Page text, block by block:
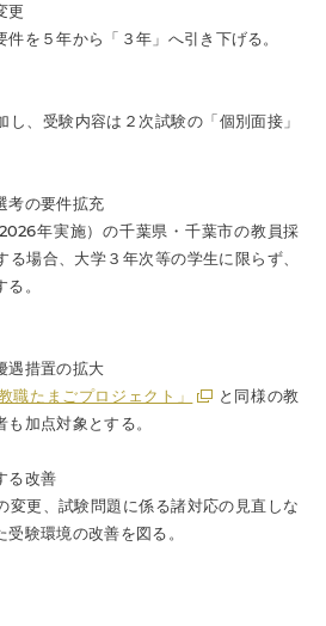
更
を５年から「３年」へ引き下げる。
、受験内容は２次試験の「個別面接」
考の要件拡充
年実施）の千葉県・千葉市の教員採
場合、大学３年次等の学生に限らず、
。
遇措置の拡大
職たまごプロジェクト」
と同様の教
加点対象とする。
る改善
変更、試験問題に係る諸対応の見直しな
験環境の改善を図る。